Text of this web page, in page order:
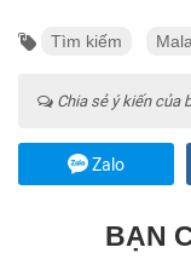
Tìm kiếm
Chia sẻ ý kiến của
Zalo
BẠN